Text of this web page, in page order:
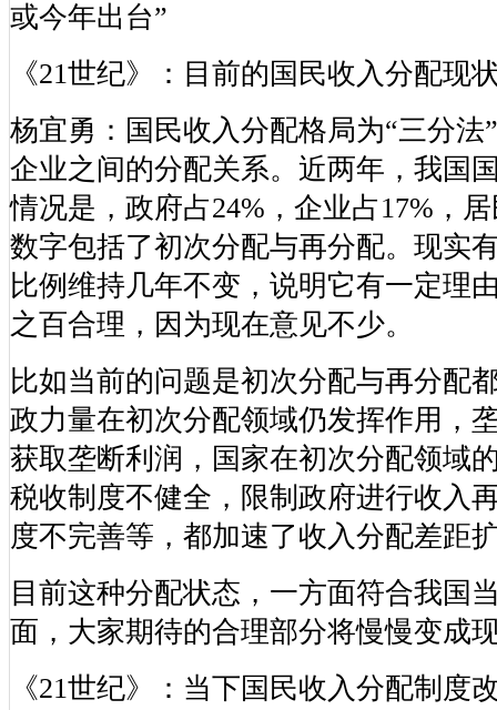
或今年出台”
《21世纪》：目前的国民收入分配现
杨宜勇：国民收入分配格局为“三分法
企业之间的分配关系。近两年，我国
情况是，政府占24%，企业占17%，
数字包括了初次分配与再分配。现实
比例维持几年不变，说明它有一定理
之百合理，因为现在意见不少。
比如当前的问题是初次分配与再分配
政力量在初次分配领域仍发挥作用，
获取垄断利润，国家在初次分配领域
税收制度不健全，限制政府进行收入
度不完善等，都加速了收入分配差距
目前这种分配状态，一方面符合我国
面，大家期待的合理部分将慢慢变成
《21世纪》：当下国民收入分配制度